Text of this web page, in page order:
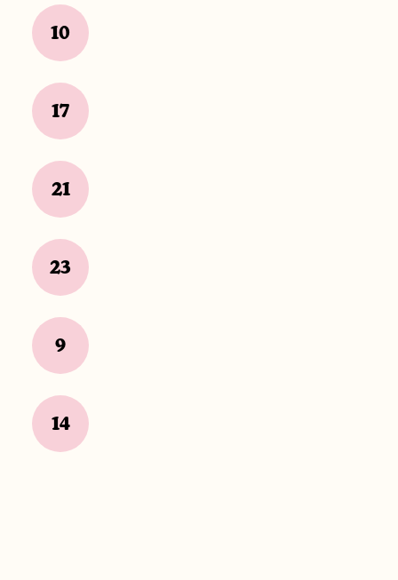
10
17
21
23
9
14